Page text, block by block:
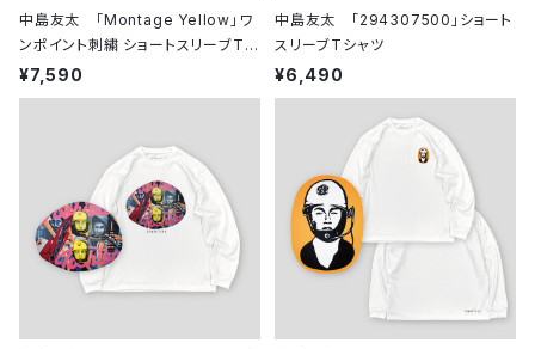
中島友太 「Montage Yellow」ワ
ンポイント刺繍 ショートスリーブTシ
ャツ
¥7,590
中島友太 「294307500」ショート
スリーブTシャツ
¥6,490